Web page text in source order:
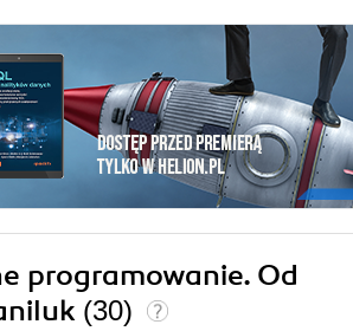
programowanie. Od
(30)